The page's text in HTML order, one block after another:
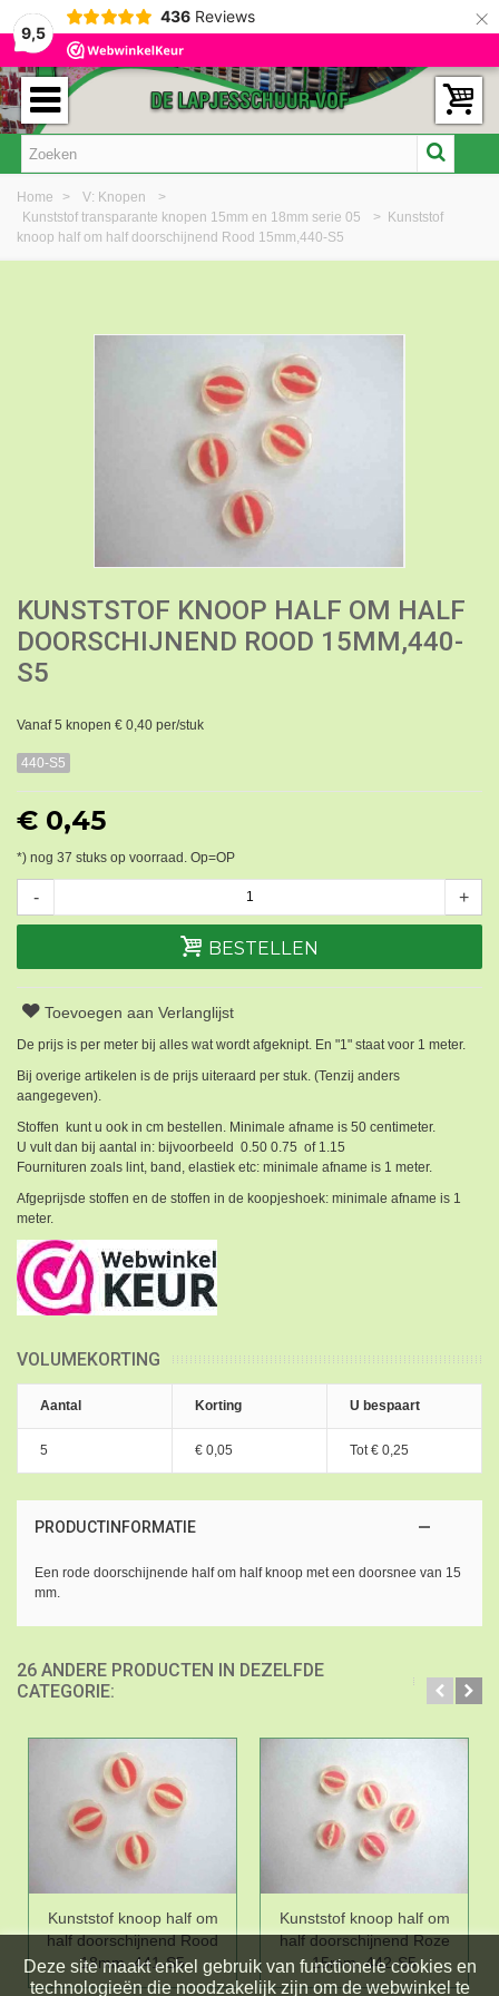
9,5
436 Reviews ×
Home > V: Knopen
>
Kunststof transparante knopen 15mm en 18mm serie 05
> Kunststof
knoop half om half doorschijnend Rood 15mm,440-S5
KUNSTSTOF KNOOP HALF OM HALF
DOORSCHIJNEND ROOD 15MM,440-
S5
Vanaf 5 knopen € 0,40 per/stuk
440-S5
€ 0,45
*) nog 37 stuks op voorraad. Op=OP
- +
BESTELLEN
Toevoegen aan Verlanglijst
De prijs is per meter bij alles wat wordt afgeknipt. En "1" staat voor 1 meter.
Bij overige artikelen is de prijs uiteraard per stuk. (Tenzij anders
aangegeven).
Stoffen kunt u ook in cm bestellen. Minimale afname is 50 centimeter.
U vult dan bij aantal in: bijvoorbeeld 0.50 0.75 of 1.15
Fournituren zoals lint, band, elastiek etc: minimale afname is 1 meter.
Afgeprijsde stoffen en de stoffen in de koopjeshoek: minimale afname is 1
meter.
VOLUMEKORTING
Aantal Korting U bespaart
5 € 0,05 Tot € 0,25
PRODUCTINFORMATIE
Een rode doorschijnende half om half knoop met een doorsnee van 15
mm.
26 ANDERE PRODUCTEN IN DEZELFDE
CATEGORIE:
Kunststof knoop half om
half doorschijnend Rood
18mm. 441-S5
Kunststof knoop half om
half doorschijnend Roze
15mm. 442-S5
Deze site maakt enkel gebruik van functionele cookies en
technologieën die noodzakelijk zijn om de webwinkel te